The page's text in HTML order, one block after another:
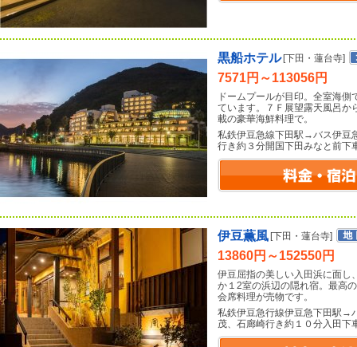
黒船ホテル [下田・蓮台寺]
7571円～113056円
ドームプールが目印。全室海
ています。７Ｆ展望露天風呂か
載の豪華海鮮料理で。
私鉄伊豆急線下田駅→バス伊豆
行き約３分開国下田みなと前
伊豆薫風 [下田・蓮台寺]
13860円～152550円
伊豆屈指の美しい入田浜に面し
か１2室の浜辺の隠れ宿。最高
会席料理が売物です。
私鉄伊豆急行線伊豆急下田駅→
茂、石廊崎行き約１０分入田